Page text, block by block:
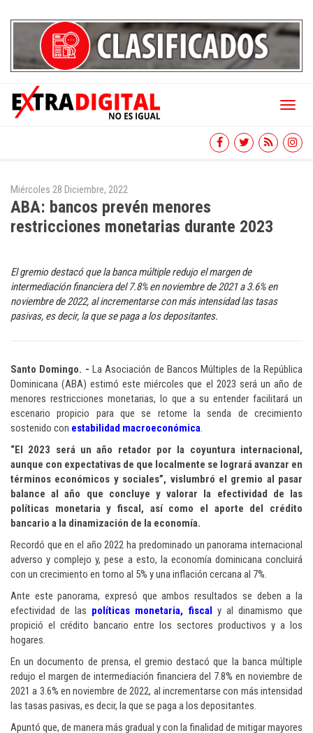
Toggle
Miércoles 28 Diciembre, 2022
ABA: bancos prevén menores
restricciones monetarias durante 2023
El gremio destacó que la banca múltiple redujo el margen de
intermediación financiera del 7.8% en noviembre de 2021 a 3.6% en
noviembre de 2022, al incrementarse con más intensidad las tasas
pasivas, es decir, la que se paga a los depositantes.
Santo Domingo. - La Asociación de Bancos Múltiples de la República
Dominicana (ABA) estimó este miércoles que el 2023 será un año de
menores restricciones monetarias, lo que a su entender facilitará un
escenario propicio para que se retome la senda de crecimiento
sostenido con estabilidad macroeconómica.
“El 2023 será un año retador por la coyuntura internacional,
aunque con expectativas de que localmente se logrará avanzar en
términos económicos y sociales”, vislumbró el gremio al pasar
balance al año que concluye y valorar la efectividad de las
políticas monetaria y fiscal, así como el aporte del crédito
bancario a la dinamización de la economía.
Recordó que en el año 2022 ha predominado un panorama internacional
adverso y complejo y, pese a esto, la economía dominicana concluirá
con un crecimiento en torno al 5% y una inflación cercana al 7%.
Ante este panorama, expresó que ambos resultados se deben a la
efectividad de las políticas monetaria, fiscal
y al dinamismo que
propició el crédito bancario entre los sectores productivos y a los
hogares.
En un documento de prensa, el gremio destacó que la banca múltiple
redujo el margen de intermediación financiera del 7.8% en noviembre de
2021 a 3.6% en noviembre de 2022, al incrementarse con más intensidad
las tasas pasivas, es decir, la que se paga a los depositantes.
Apuntó que, de manera más gradual y con la finalidad de mitigar mayores